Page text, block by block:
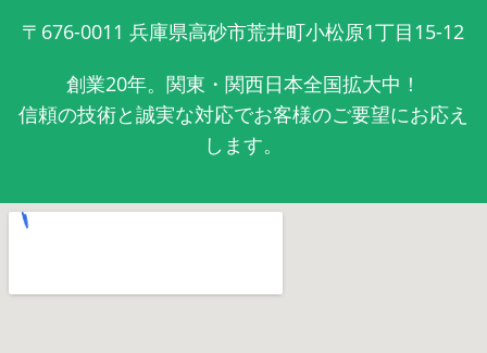
〒676-0011 兵庫県高砂市荒井町小松原1丁目15-12
創業20年。関東・関西日本全国拡大中！
信頼の技術と誠実な対応でお客様のご要望にお応え
します。